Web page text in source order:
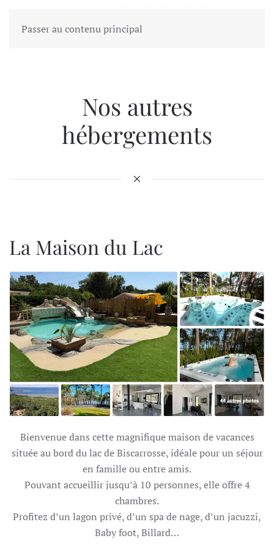
Passer au contenu principal
Nos autres
hébergements
La Maison du Lac
Bienvenue dans cette magnifique maison de vacances
située au bord du lac de Biscarrosse, idéale pour un séjour
en famille ou entre amis.
Pouvant accueillir jusqu’à 10 personnes, elle offre 4
chambres.
Profitez d’un lagon privé, d’un spa de nage, d’un jacuzzi,
Baby foot, Billard…